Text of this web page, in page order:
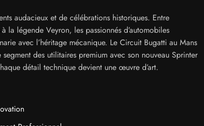
audacieux et de célébrations historiques. Entre
la légende Veyron, les passionnés d’automobiles
avec l’héritage mécanique. Le Circuit Bugatti au Mans
des utilitaires premium avec son nouveau Sprinter
détail technique devient une œuvre d’art.